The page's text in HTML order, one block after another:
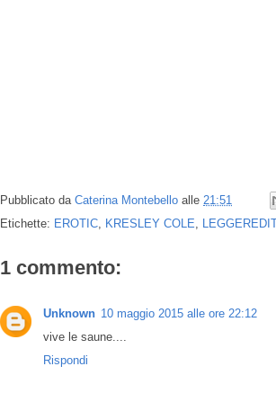
Pubblicato da Caterina Montebello alle 21:51
Etichette: EROTIC, KRESLEY COLE,
1 commento:
Unknown 10 maggio 2015 alle ore 22:12
vive le saune....
Rispondi